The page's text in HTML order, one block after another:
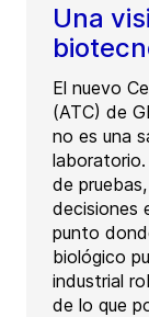
Una
El nuevo
(ATC) de
no es una
laboratorio.
de
decisiones
punto
biológico
industrial
de lo que